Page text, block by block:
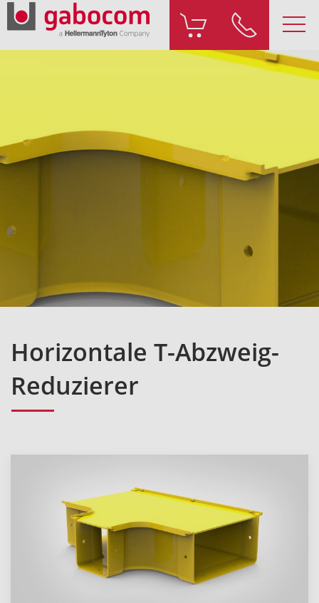
Horizontale T-Abzweig-
Reduzierer